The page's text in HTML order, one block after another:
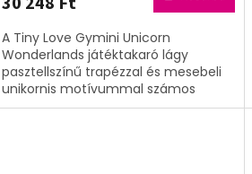
N
E
S
A Tiny Love Gymini Unicorn
Wonderlands játéktakaró lágy
pasztellszínű trapézzal és mesebeli
unikornis motívummal számos
variációt kínál, hogy szórakoztassa